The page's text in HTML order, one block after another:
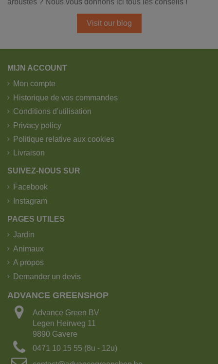
Visit our blog
MIJN ACCOUNT
Mon compte
Historique de vos commandes
Conditions d'utilisation
Privacy policy
Politique relative aux cookies
Livraison
SUIVEZ-NOUS SUR
Facebook
Instagram
PAGES UTILES
Jardin
Animaux
A propos
Demander un devis
ADVANCE GREENSHOP
Advance Green BV
Legen Heirweg 11
9890 Gavere
0471 10 15 55 (8u - 12u)